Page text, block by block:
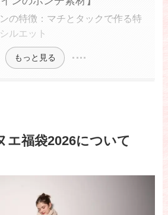
の特徴：マチとタックで作る特
ルエット
もっと見る
エ福袋2026について